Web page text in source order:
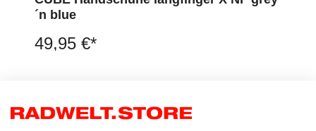
´n blue
49,95 €*